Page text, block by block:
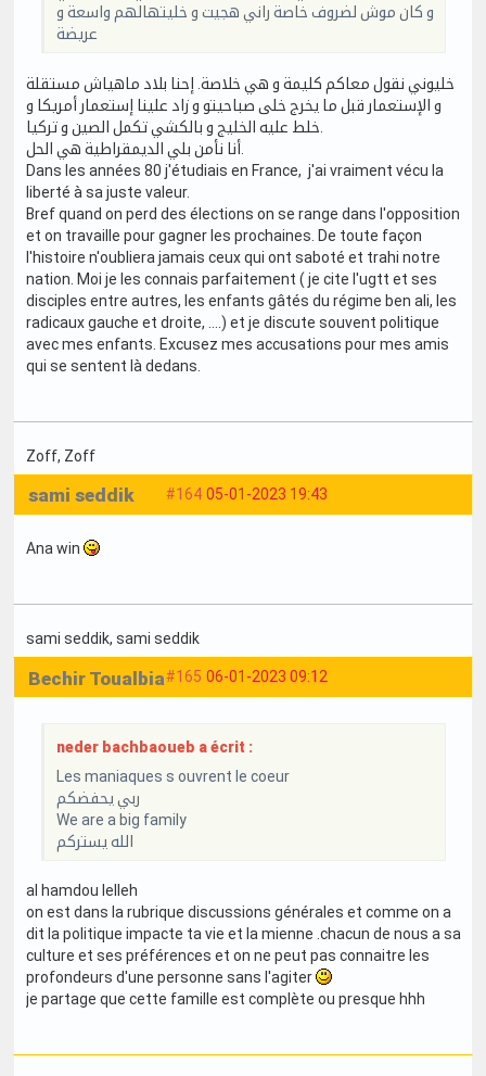
و كان موش لضروف خاصة راني هجيت و خليتهالهم واسعة و
عريضة
خليوني نقول معاكم كليمة و هي خلاصة. إحنا بلاد ماهياش مستقلة
و الإستعمار قبل ما يخرج خلى صباحيتو و زاد علينا إستعمار أمريكا و
Dans les années 80 j'étudiais en France, j'ai vraiment vécu la
liberté à sa juste valeur.
Bref quand on perd des élections on se range dans l'opposition
et on travaille pour gagner les prochaines. De toute façon
l'histoire n'oubliera jamais ceux qui ont saboté et trahi notre
nation. Moi je les connais parfaitement ( je cite l'ugtt et ses
disciples entre autres, les enfants gâtés du régime ben ali, les
radicaux gauche et droite, ....) et je discute souvent politique
avec mes enfants. Excusez mes accusations pour mes amis
qui se sentent là dedans.
Zoff, Zoff
#164 05-01-2023 19:43
sami seddik
Ana win
sami seddik, sami seddik
#165 06-01-2023 09:12
Bechir Toualbia
neder bachbaoueb a écrit :
Les maniaques s ouvrent le coeur
ربي يحفضكم
We are a big family
الله يستركم
al hamdou lelleh
on est dans la rubrique discussions générales et comme on a
dit la politique impacte ta vie et la mienne .chacun de nous a sa
culture et ses préférences et on ne peut pas connaitre les
profondeurs d'une personne sans l'agiter
je partage que cette famille est complète ou presque hhh